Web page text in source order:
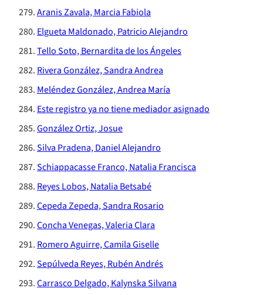
Aranis Zavala, Marcia Fabiola
Elgueta Maldonado, Patricio Alejandro
Tello Soto, Bernardita de los Ángeles
Rivera González, Sandra Andrea
Meléndez González, Andrea María
Este registro ya no tiene mediador asignado
González Ortiz, Josue
Silva Pradena, Daniel Alejandro
Schiappacasse Franco, Natalia Francisca
Reyes Lobos, Natalia Betsabé
Cepeda Zepeda, Sandra Rosario
Concha Venegas, Valeria Clara
Romero Aguirre, Camila Giselle
Sepúlveda Reyes, Rubén Andrés
Carrasco Delgado, Kalynska Silvana